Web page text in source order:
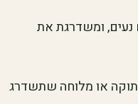
נעים, ומשדרגת את
או מלוחה שתשדרג